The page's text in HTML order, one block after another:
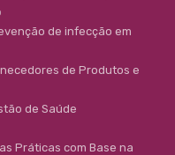
de infecção em
de Produtos e
de Saúde
Práticas com Base na